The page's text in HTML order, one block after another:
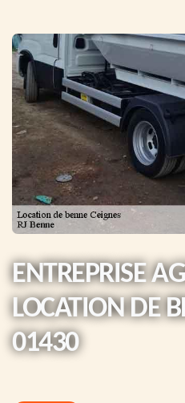
ENTREPRISE
LOCATION DE
01430